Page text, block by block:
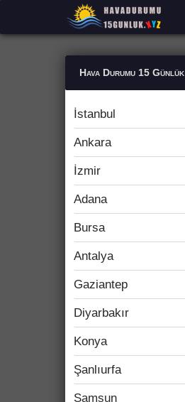
Hava Durumu 15 Günlük
İstanbul
Ankara
İzmir
Adana
Bursa
Antalya
Gaziantep
Diyarbakır
Konya
Şanlıurfa
Samsun